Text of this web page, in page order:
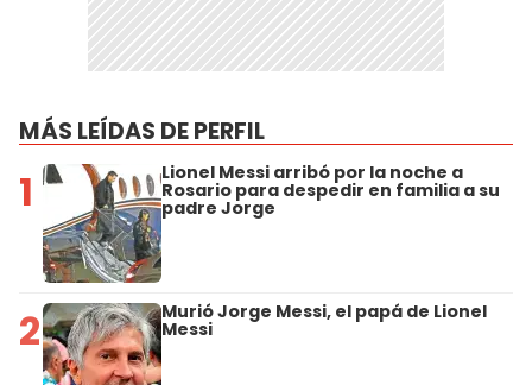
MÁS LEÍDAS DE PERFIL
1 Lionel Messi arribó por la noche a
Rosario para despedir en familia a su
padre Jorge
2 Murió Jorge Messi, el papá de Lionel
Messi